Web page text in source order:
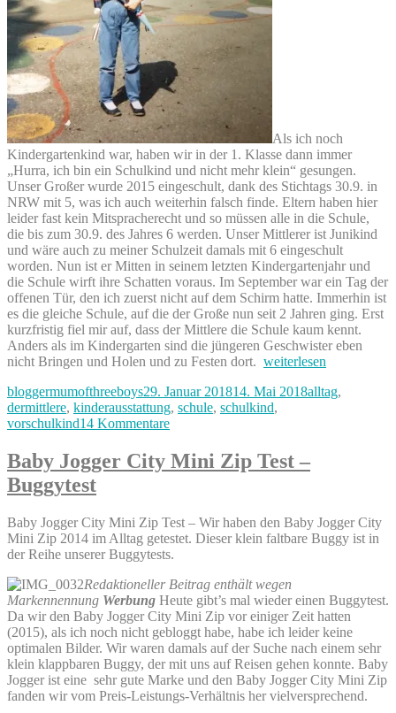
Als ich noch
Kindergartenkind war, haben wir in der 1. Klasse dann immer
„Hurra, ich bin ein Schulkind und nicht mehr klein“ gesungen.
Unser Großer wurde 2015 eingeschult, dank des Stichtags 30.9. in
NRW mit 5, was ich auch weiterhin falsch finde. Eltern haben hier
leider fast kein Mitspracherecht und so müssen alle in die Schule,
die bis zum 30.9. des Jahres 6 werden. Unser Mittlerer ist Junikind
und wäre auch zu meiner Schulzeit damals mit 6 eingeschult
worden. Nun ist er Mitten in seinem letzten Kindergartenjahr und
die Schule wirft ihre Schatten voraus. Im September war ein Tag der
offenen Tür, den ich zuerst nicht auf dem Schirm hatte. Immerhin ist
es die gleiche Schule, auf die der Große nun seit 2 Jahren ging. Erst
kurzfristig fiel mir auf, dass der Mittlere die Schule kaum kennt.
Anders als im Kindergarten sind die jüngeren Geschwister eben
nicht Bringen und Holen und zu Festen dort. „„Bald
ich
ein
nicht
mehr
die
Einschulung
weiterlesen
Autor
bloggermumofthreeboysVeröffentlicht
am
29. Januar 201814. Mai 2018Kategorien
alltag,
dermittlere, kinderausstattung, schule, schulkind,
vorschulkind14 Kommentarezu
bin
ich
und
nicht
mehr
–
die
Einschulung
2018
vorbereiten?
Baby Jogger City Mini Zip Test –
Buggytest
Baby Jogger City Mini Zip Test – Wir haben den Baby Jogger City
Mini Zip 2014 im Alltag getestet. Dieser klein faltbare Buggy ist in
der Reihe unserer Buggytests.
Redaktioneller Beitrag enthält wegen
Markennennung Werbung Heute gibt’s mal wieder einen Buggytest.
Da wir den Baby Jogger City Mini Zip vor einiger Zeit hatten
(2015), als ich noch nicht gebloggt habe, habe ich leider keine
optimalen Bilder. Wir waren damals auf der Suche nach einem sehr
klein klappbaren Buggy, der mit uns auf Reisen gehen konnte. Baby
Jogger ist eine sehr gute Marke und den Baby Jogger City Mini Zip
fanden wir vom Preis-Leistungs-Verhältnis her vielversprechend.